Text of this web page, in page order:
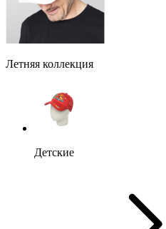
Летняя коллекция
Детские